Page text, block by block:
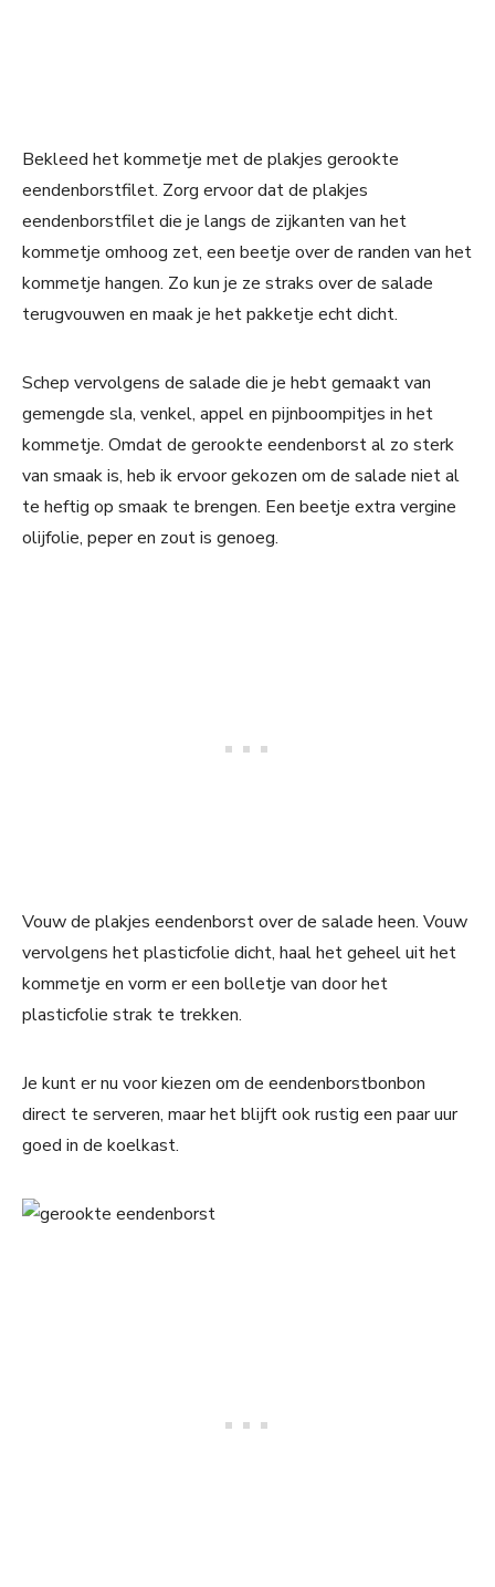
Bekleed het kommetje met de plakjes gerookte
eendenborstfilet. Zorg ervoor dat de plakjes
eendenborstfilet die je langs de zijkanten van het
kommetje omhoog zet, een beetje over de randen van het
kommetje hangen. Zo kun je ze straks over de salade
terugvouwen en maak je het pakketje echt dicht.
Schep vervolgens de salade die je hebt gemaakt van
gemengde sla, venkel, appel en pijnboompitjes in het
kommetje. Omdat de gerookte eendenborst al zo sterk
van smaak is, heb ik ervoor gekozen om de salade niet al
te heftig op smaak te brengen. Een beetje extra vergine
olijfolie, peper en zout is genoeg.
Vouw de plakjes eendenborst over de salade heen. Vouw
vervolgens het plasticfolie dicht, haal het geheel uit het
kommetje en vorm er een bolletje van door het
plasticfolie strak te trekken.
Je kunt er nu voor kiezen om de eendenborstbonbon
direct te serveren, maar het blijft ook rustig een paar uur
goed in de koelkast.